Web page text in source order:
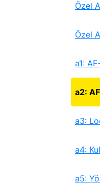
Özel
Özel
a1:
a2:
a3:
a4:
a5: